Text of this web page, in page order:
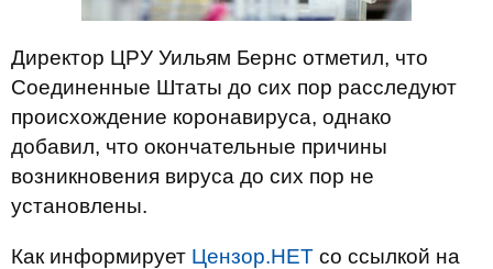
Директор ЦРУ Уильям Бернс отметил, что
Соединенные Штаты до сих пор расследуют
происхождение коронавируса, однако
добавил, что окончательные причины
возникновения вируса до сих пор не
установлены.
Как информирует Цензор.НЕТ со ссылкой на